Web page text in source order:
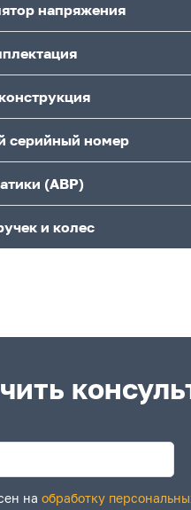
напряжения
серийный номер
(АВР)
и колес
на обработку